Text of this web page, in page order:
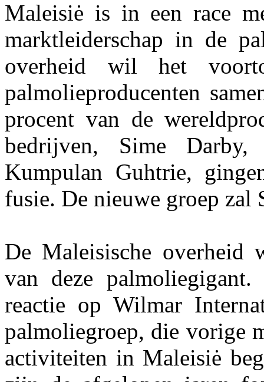
Maleisiė is in een race
marktleiderschap in de
overheid wil het
palmolieproducenten
procent van de
bedrijven, Sime
Kumpulan Guhtrie,
fusie. De nieuwe groep zal
De Maleisische overheid
van deze
reactie op Wilmar
palmoliegroep, die vorige
activiteiten in Maleisiė